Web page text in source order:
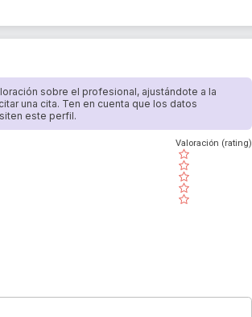
sobre el profesional, ajustándote a la
una cita. Ten en cuenta que los datos
este perfil.
( )
( )
( )
( )
( )
Valoración (rating)